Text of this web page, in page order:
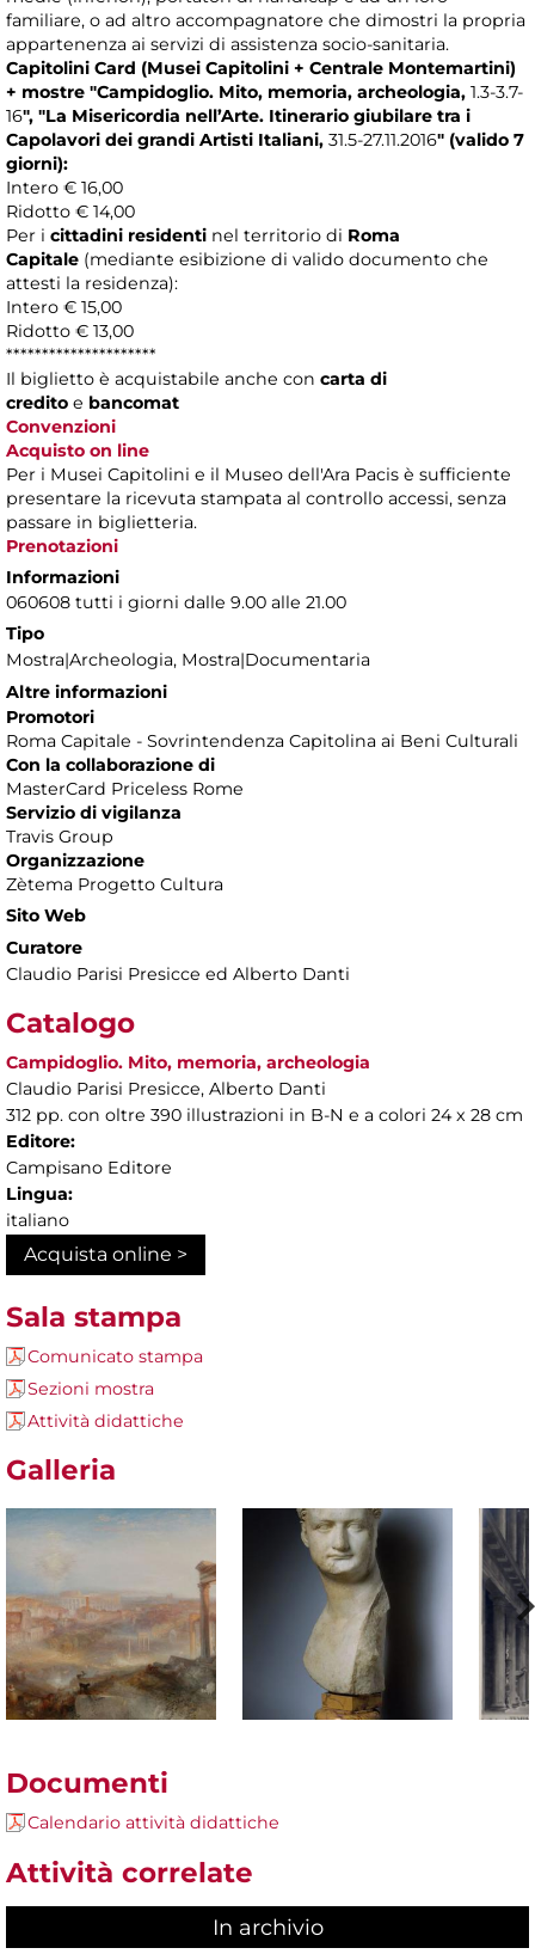
familiare, o ad altro accompagnatore che dimostri la propria
appartenenza ai servizi di assistenza socio-sanitaria.
Capitolini Card (Musei Capitolini + Centrale Montemartini)
+ mostre "Campidoglio. Mito, memoria, archeologia, 1.3-3.7-
16", "La Misericordia nell’Arte. Itinerario giubilare tra i
Capolavori dei grandi Artisti Italiani, 31.5-27.11.2016" (valido 7
giorni):
Intero € 16,00
Ridotto € 14,00
Per i cittadini residenti nel territorio di Roma
Capitale (mediante esibizione di valido documento che
attesti la residenza):
Intero € 15,00
Ridotto € 13,00
*********************
Il biglietto è acquistabile anche con carta di
credito e bancomat
Convenzioni
Acquisto on line
Per i Musei Capitolini e il Museo dell'Ara Pacis è sufficiente
presentare la ricevuta stampata al controllo accessi, senza
passare in biglietteria.
Prenotazioni
Informazioni
060608 tutti i giorni dalle 9.00 alle 21.00
Tipo
Mostra|Archeologia, Mostra|Documentaria
Altre informazioni
Promotori
Roma Capitale - Sovrintendenza Capitolina ai Beni Culturali
Con la collaborazione di
MasterCard Priceless Rome
Servizio di vigilanza
Travis Group
Organizzazione
Zètema Progetto Cultura
Sito Web
Curatore
Claudio Parisi Presicce ed Alberto Danti
Catalogo
Campidoglio. Mito, memoria, archeologia
Claudio Parisi Presicce, Alberto Danti
312 pp. con oltre 390 illustrazioni in B-N e a colori 24 x 28 cm
Editore:
Campisano Editore
Lingua:
italiano
Acquista online >
Sala stampa
Comunicato stampa
Sezioni mostra
Attività didattiche
Galleria
Documenti
Calendario attività didattiche
Attività correlate
In archivio